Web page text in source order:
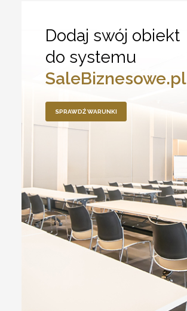
Dodaj swój obiekt
do systemu
SaleBiznesowe.pl
SPRAWDŹ WARUNKI